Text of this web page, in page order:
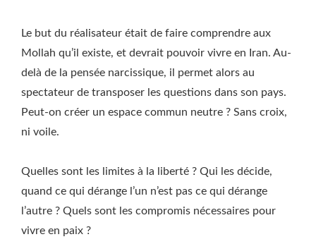
Le but du réalisateur était de faire comprendre aux
Mollah qu’il existe, et devrait pouvoir vivre en Iran. Au-
delà de la pensée narcissique, il permet alors au
spectateur de transposer les questions dans son pays.
Peut-on créer un espace commun neutre ? Sans croix,
ni voile.
Quelles sont les limites à la liberté ? Qui les décide,
quand ce qui dérange l’un n’est pas ce qui dérange
l’autre ? Quels sont les compromis nécessaires pour
vivre en paix ?